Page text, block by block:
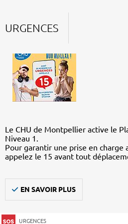
URGENCES
Le CHU de Montpellier active le
Niveau 1.
Pour garantir une prise en charge
appelez le 15 avant tout
EN SAVOIR PLUS
URGENCES